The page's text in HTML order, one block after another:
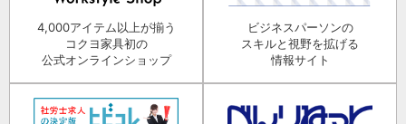
4,000アイテム以上が揃う
コクヨ家具初の
公式オンラインショップ
ビジネスパーソンの
スキルと視野を拡げる
情報サイト